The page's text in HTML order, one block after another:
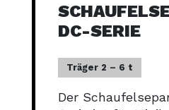
DC-SERIE
Träger 2 – 6 t
Der